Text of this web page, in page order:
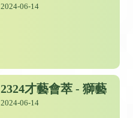
2024-06-14
2324才藝會萃 - 獅藝
2024-06-14